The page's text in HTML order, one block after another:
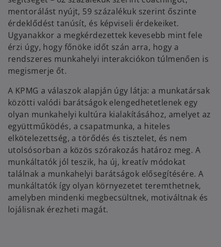
mentorálást nyújt, 59 százalékuk szerint őszinte
érdeklődést tanúsít, és képviseli érdekeiket.
Ugyanakkor a megkérdezettek kevesebb mint fele
érzi úgy, hogy főnöke időt szán arra, hogy a
rendszeres munkahelyi interakciókon túlmenően is
megismerje őt.
A KPMG a válaszok alapján úgy látja: a munkatársak
közötti valódi barátságok elengedhetetlenek egy
olyan munkahelyi kultúra kialakításához, amelyet az
együttműködés, a csapatmunka, a hiteles
elkötelezettség, a törődés és tisztelet, és nem
utolsósorban a közös szórakozás határoz meg. A
munkáltatók jól teszik, ha új, kreatív módokat
találnak a munkahelyi barátságok elősegítésére. A
munkáltatók így olyan környezetet teremthetnek,
amelyben mindenki megbecsültnek, motiváltnak és
lojálisnak érezheti magát.